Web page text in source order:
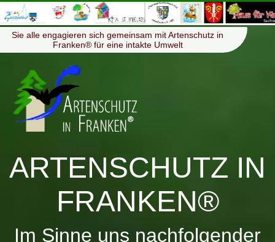
Menü ≡
Sie alle engagieren sich gemeinsam mit Artenschutz in
Franken® für eine intakte Umwelt
ARTENSCHUTZ IN
FRANKEN®
Im Sinne uns nachfolgender